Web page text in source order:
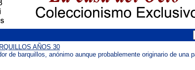
AÑOS 30
de barquillos, anónimo aunque probablemente originario de una